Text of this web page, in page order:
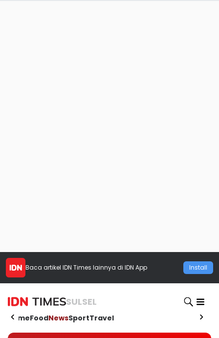
Baca artikel IDN Times lainnya di IDN App Install
SULSEL
HomeFoodNewsSportTravel